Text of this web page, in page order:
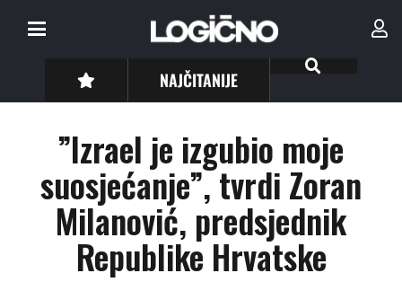
NAJČITANIJE
”Izrael je izgubio moje
suosjećanje”, tvrdi Zoran
Milanović, predsjednik
Republike Hrvatske